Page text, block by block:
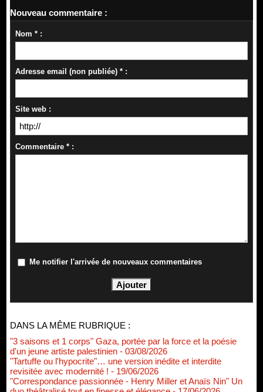
Nouveau commentaire :
Nom * :
Adresse email (non publiée) * :
Site web :
Commentaire * :
Me notifier l'arrivée de nouveaux commentaires
DANS LA MÊME RUBRIQUE :
"3 saisons et 1 corps" Gaza, portée par la force et la poésie
d'un jeune artiste palestinien - 03/08/2026
"Tartuffe ou l'hypocrite"… une version inédite et interdite
revisitée avec modernité ! - 19/06/2026
"Correspondance passionnée - Henry Miller et Anaïs Nin" Un